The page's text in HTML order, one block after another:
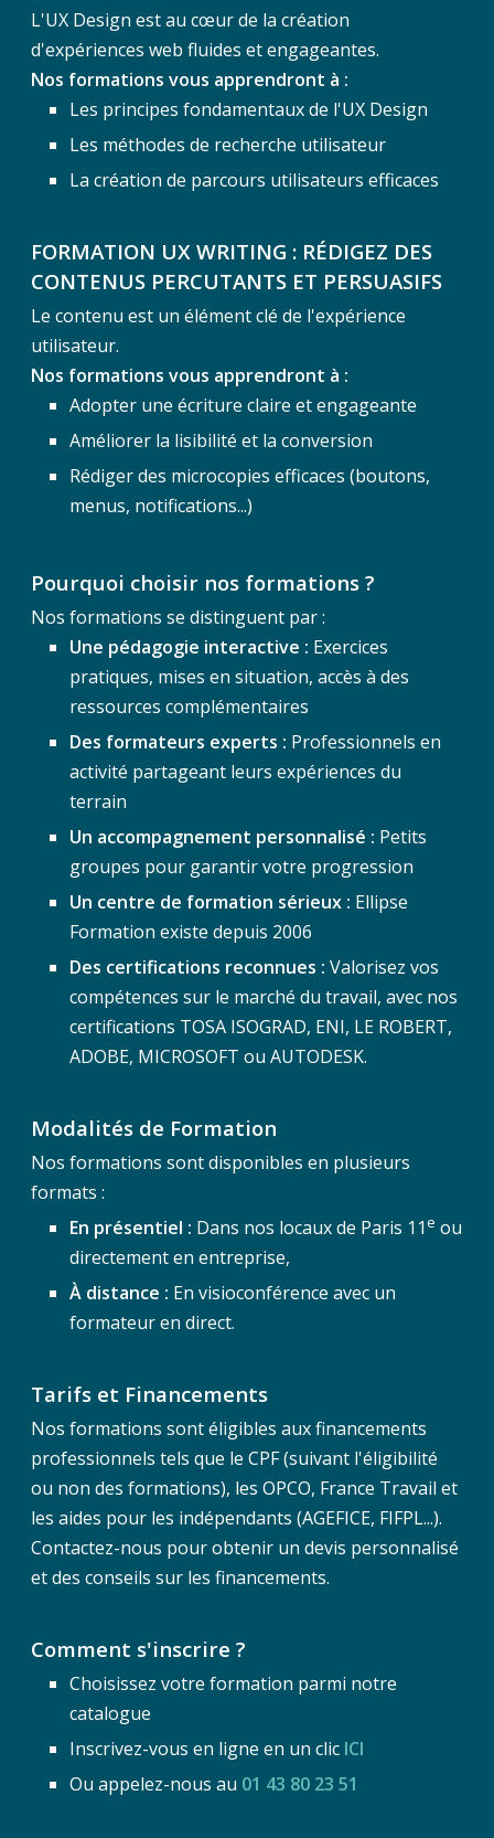
L'UX Design est au cœur de la création
d'expériences web fluides et engageantes.
Nos formations vous apprendront à :
Les principes fondamentaux de l'UX Design
Les méthodes de recherche utilisateur
La création de parcours utilisateurs efficaces
FORMATION UX WRITING : RÉDIGEZ DES
CONTENUS PERCUTANTS ET PERSUASIFS
Le contenu est un élément clé de l'expérience
utilisateur.
Nos formations vous apprendront à :
Adopter une écriture claire et engageante
Améliorer la lisibilité et la conversion
Rédiger des microcopies efficaces (boutons,
menus, notifications...)
Pourquoi choisir nos formations ?
Nos formations se distinguent par :
Une pédagogie interactive : Exercices
pratiques, mises en situation, accès à des
ressources complémentaires
Des formateurs experts : Professionnels en
activité partageant leurs expériences du
terrain
Un accompagnement personnalisé : Petits
groupes pour garantir votre progression
Un centre de formation sérieux : Ellipse
Formation existe depuis 2006
Des certifications reconnues :Valorisez vos
compétences sur le marché du travail, avec nos
certifications TOSA ISOGRAD, ENI, LE ROBERT,
ADOBE, MICROSOFT ou AUTODESK.
Modalités de Formation
Nos formations sont disponibles en plusieurs
formats :
En présentiel : Dans nos locaux de Paris 11e ou
directement en entreprise,
À distance : En visioconférence avec un
formateur en direct.
Tarifs et Financements
Nos formations sont éligibles aux financements
professionnels tels que le CPF (suivant l'éligibilité
ou non des formations), les OPCO, France Travail et
les aides pour les indépendants (AGEFICE, FIFPL...).
Contactez-nous pour obtenir un devis personnalisé
et des conseils sur les financements.
Comment s'inscrire ?
Choisissez votre formation parmi notre
catalogue
Inscrivez-vous en ligne en un clic ICI
Ou appelez-nous au 01 43 80 23 51